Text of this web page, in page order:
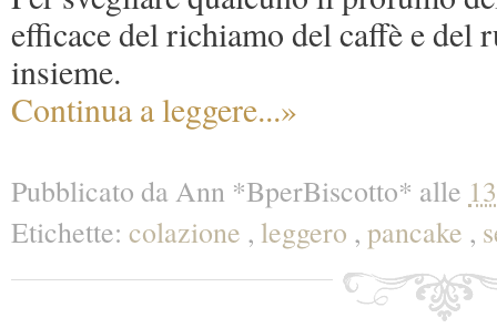
efficace del richiamo del caffè e del
insieme.
Continua a leggere...»
Pubblicato da Ann *BperBiscotto* alle
Etichette: colazione , leggero , pancake ,